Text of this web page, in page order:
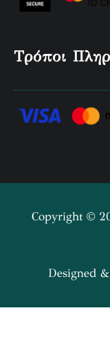
Τρόποι
Copyright ©
Designed